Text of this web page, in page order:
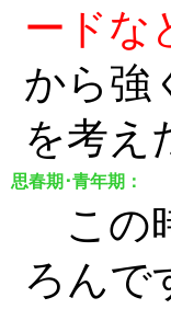
ードな
から強
を考え
思春期･青年期：
この
ろんで